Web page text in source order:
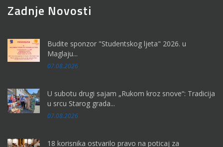
Zadnje Novosti
Budite sponzor "Studentskog ljeta" 2026. u
Maglaju...
07.08.2026
U subotu drugi sajam „Rukom kroz snove“: Tradicija
u srcu Starog grada...
07.08.2026
18 korisnika ostvarilo pravo na poticaj za